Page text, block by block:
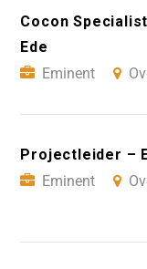
Cocon
Ede
Eminent
Projectleider –
Eminent